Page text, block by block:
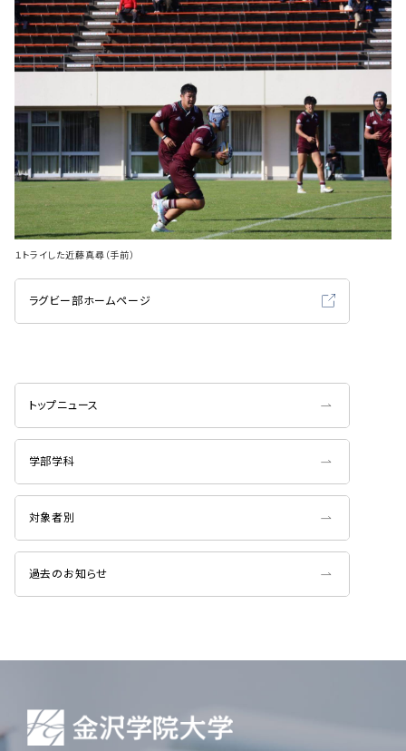
１トライした近藤真尋（手前）
ラグビー部ホームページ
トップニュース
学部学科
対象者別
過去のお知らせ